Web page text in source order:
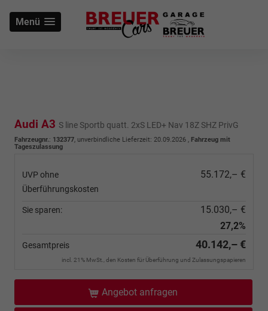
Menü
Audi A3 S line Sportb quatt. 2xS LED+ Nav 18Z SHZ PrivG
Fahrzeugnr.: 132377, unverbindliche Lieferzeit: 20.09.2026 , Fahrzeug mit
Tageszulassung
UVP ohne
Überführungskosten
55.172,– €
Sie sparen:
15.030,– €
27,2%
Gesamtpreis 40.142,– €
incl. 21% MwSt., den Kosten für Überführung und Zulassungspapieren
Angebot anfragen